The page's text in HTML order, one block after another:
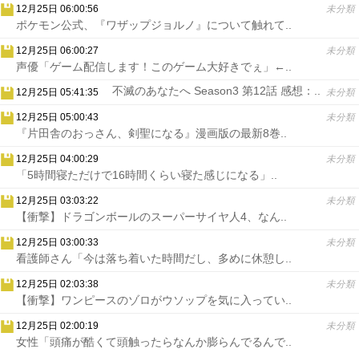
12月25日 06:00:56 未分類
ポケモン公式、『ワザップジョルノ』について触れて..
12月25日 06:00:27 未分類
声優「ゲーム配信します！このゲーム大好きでぇ」←..
12月25日 05:41:35 未分類
不滅のあなたへ Season3 第12話 感想：..
12月25日 05:00:43 未分類
『片田舎のおっさん、剣聖になる』漫画版の最新8巻..
12月25日 04:00:29 未分類
「5時間寝ただけで16時間くらい寝た感じになる」..
12月25日 03:03:22 未分類
【衝撃】ドラゴンボールのスーパーサイヤ人4、なん..
12月25日 03:00:33 未分類
看護師さん「今は落ち着いた時間だし、多めに休憩し..
12月25日 02:03:38 未分類
【衝撃】ワンピースのゾロがウソップを気に入ってい..
12月25日 02:00:19 未分類
女性「頭痛が酷くて頭触ったらなんか膨らんでるんで..